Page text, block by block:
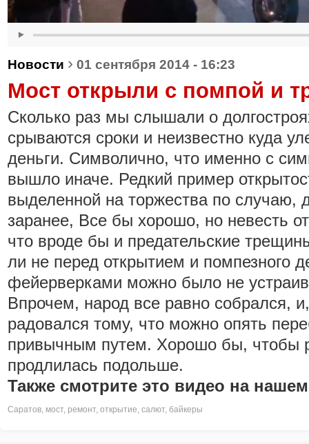
Новости › 01 сентября 2014 - 16:23
Мост открыли с помпой и
Сколько раз мы слышали о
срываются сроки и неизвестно куда
деньги. Символично, что именно с
вышло иначе. Редкий пример
выделенной на торжества по случаю,
заранее, Все бы хорошо, но невесть
что вроде бы и предательские
ли не перед открытием и помпезного
фейерверками можно было не
Впрочем, народ все равно собрался,
радовался тому, что можно опять
привычным путем. Хорошо бы, чтобы
продлилась подольше.
Также смотрите это видео на
Саратов, мост, ремонт, открытие, салют, байкеры